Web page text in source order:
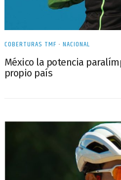
COBERTURAS TMF • NACIONAL
México la potencia
propio país